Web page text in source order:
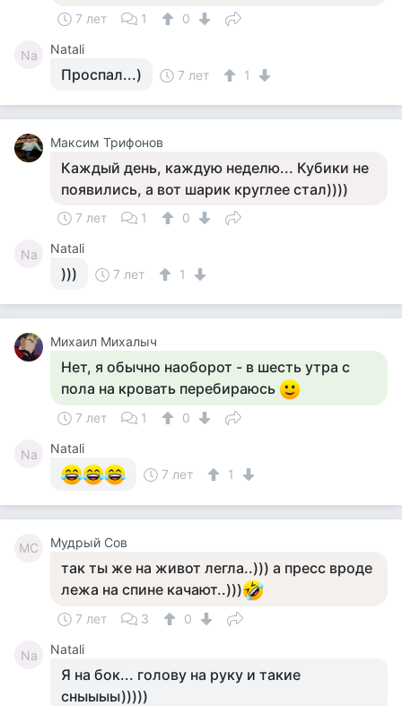
7 лет 1 0
Na Natali
Проспал...) 7 лет 1
Максим Трифонов
Каждый день, каждую неделю... Кубики не
появились, а вот шарик круглее стал))))
7 лет 1 0
Na Natali
))) 7 лет 1
Михаил Михалыч
Нет, я обычно наоборот - в шесть утра с
пола на кровать перебираюсь
7 лет 1 0
Na
Natali
7 лет
1
МС Мудрый Сов
так ты же на живот легла..))) а пресс вроде
лежа на спине качают..)))
7 лет 3 0
Na Natali
Я на бок... голову на руку и такие
сныыыы)))))